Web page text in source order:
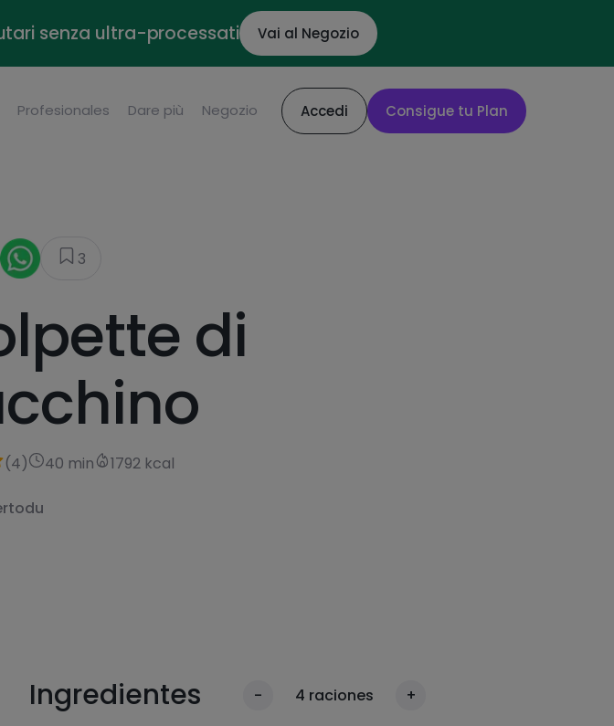
senza ultra-processati Vai al Negozio
Profesionales Dare più Negozio Accedi Consigue tu Plan
3
di
(4) 40 min 1792 kcal
Ingredientes - 4 raciones +